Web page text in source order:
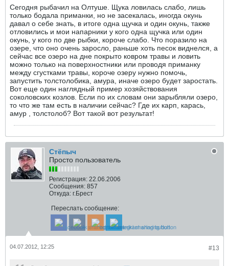
Сегодня рыбачил на Олтуше. Щука ловилась слабо, лишь
только бодала приманки, но не засекалась, иногда окунь
давал о себе знать, в итоге одна щучка и один окунь, также
отловились и мои напарники у кого одна щучка или один
окунь, у кого по две рыбки, короче слабо. Что поразило на
озере, что оно очень заросло, раньше хоть песок виднелся, а
сейчас все озеро на дне покрыто ковром травы и ловить
можно только на поверхностники или проводя приманку
между сгустками травы, короче озеру нужно помочь,
запустить толстолобика, амура, иначе озеро будет заростать.
Вот еще один наглядный пример хозяйствования
соколовских козлов. Если по их словам они зарыбляли озеро,
то что же там есть в наличии сейчас? Где их карп, карась,
амур , толстолоб? Вот такой вот результат!
Стёпыч
Просто пользователь
Регистрация: 22.06.2006
Сообщения: 857
Откуда: г.Брест
Переслать сообщение:
#13
04.07.2012, 12:25